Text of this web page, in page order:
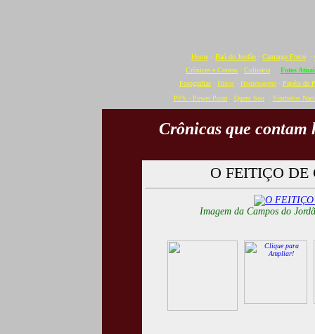
Home · Baú do Jordão · Camargo Freire ·
Crônicas e Contos · Culinária · Fotos
Fotografias · Hinos · Homenagens · Papéis de
PPS - Power Point· Quem Sou· Símbolos
Crônicas que contam
O FEITIÇO
Imagem da Campos do